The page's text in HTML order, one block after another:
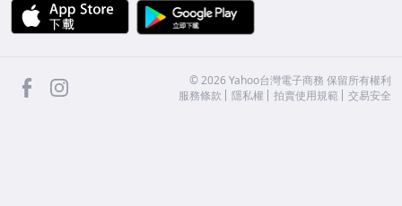
APP Store
facebook ©2026 Yahoo台灣電子商務 保留所有權利
服務條款
隱私權 拍賣使用規範 交易安全